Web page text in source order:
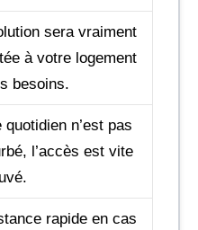
sera vraiment
à votre logement
besoins.
quotidien n’est pas
l’accès est vite
rapide en cas